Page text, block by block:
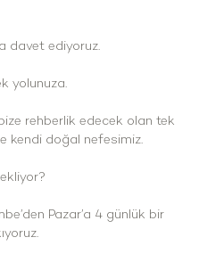
davet ediyoruz.
yolunuza.
rehberlik edecek olan tek
kendi doğal nefesimiz.
Pazar’a 4 günlük bir